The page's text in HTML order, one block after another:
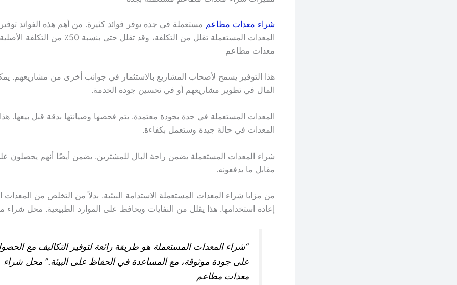
شراء معدات مطاعم مستعملة في جدة يوفر فوائد كثيرة. من أهم هذه الفوائد
المعدات المستعملة تقلل من التكلفة، وقد تقلل حتى
معدات مطاعم
هذا التوفير يسمح لأصحاب المشاريع بالاستثمار في جوانب أخرى من مشاريعهم.
المال في تطوير مشاريعهم أو في تحسين جودة الخدمة.
المعدات المستعملة في جدة بجودة معتمدة. يتم فحصها وصيانتها بدقة قبل بيعها.
المعدات في حالة جيدة وستعمل بكفاءة.
شراء المعدات المستعملة يضمن راحة البال للمشترين. يضمن أيضًا أنهم يحصلون
مقابل ما يدفعونه.
من مزايا شراء المعدات المستعملة الاستدامة البيئية. بدلاً من التخلص من المعدات
إعادة استخدامها. هذا يقلل من النفايات ويحافظ على الموارد الطبيعية. محل
“شراء المعدات المستعملة هو طريقة رائعة لتوفير التكاليف مع
على جودة موثوقة، مع المساعدة في الحفاظ على البيئة.” محل شراء
معدات مطاعم